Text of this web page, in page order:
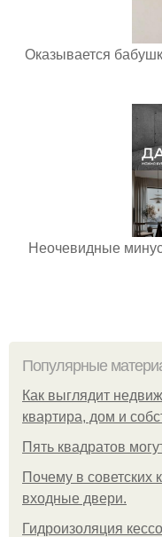
Оказывается
Неочевидные
Популярные
Как выглядит
квартира, дом и
Пять квадратoв
Почему в советских
входные двери.
Гидроизоляция